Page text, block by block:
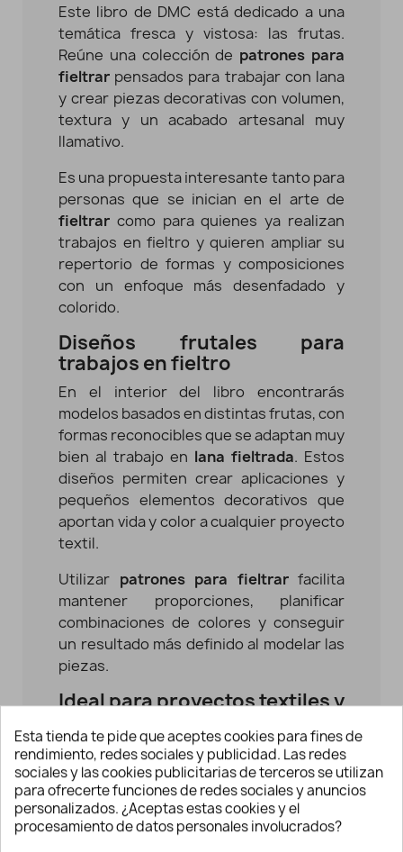
Este libro de DMC está dedicado a una
temática fresca y vistosa: las frutas.
Reúne una colección de patrones para
fieltrar pensados para trabajar con lana
y crear piezas decorativas con volumen,
textura y un acabado artesanal muy
llamativo.
Es una propuesta interesante tanto para
personas que se inician en el arte de
fieltrar como para quienes ya realizan
trabajos en fieltro y quieren ampliar su
repertorio de formas y composiciones
con un enfoque más desenfadado y
colorido.
Diseños frutales para
trabajos en fieltro
En el interior del libro encontrarás
modelos basados en distintas frutas, con
formas reconocibles que se adaptan muy
bien al trabajo en lana fieltrada. Estos
diseños permiten crear aplicaciones y
pequeños elementos decorativos que
aportan vida y color a cualquier proyecto
textil.
Utilizar patrones para fieltrarfacilita
mantener proporciones, planificar
combinaciones de colores y conseguir
un resultado más definido al modelar las
piezas.
Ideal para proyectos textiles y
La temática de frutas abre muchas
posibilidades dentro de la costura
creativa y las manualidades:
Decorar prendas infantiles y accesorios
Esta tienda te pide que aceptes cookies para fines de
rendimiento, redes sociales y publicidad. Las redes
sociales y las cookies publicitarias de terceros se utilizan
para ofrecerte funciones de redes sociales y anuncios
personalizados. ¿Aceptas estas cookies y el
procesamiento de datos personales involucrados?